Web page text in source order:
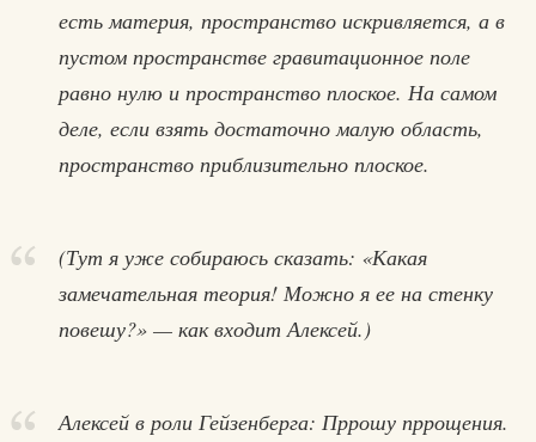
есть материя, пространство искривляется, а в
пустом пространстве гравитационное поле
равно нулю и пространство плоское. На самом
деле, если взять достаточно малую область,
пространство приблизительно плоское.
(Тут я уже собираюсь сказать: «Какая
замечательная теория! Можно я ее на стенку
повешу?» — как входит Алексей.)
Алексей в роли Гейзенберга: Пррошу пррощения.